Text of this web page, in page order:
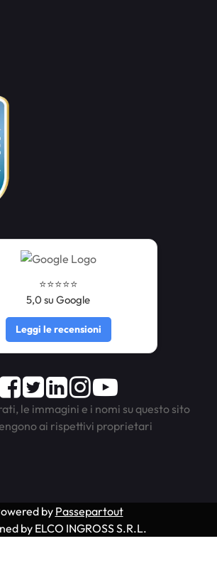
⭐️⭐️⭐️⭐️⭐️
5,0 su Google
Leggi le recensioni
Facebook
TwitterLinkedInInstagram
Youtube
le immagini e i nomi su questo sito
ai rispettivi proprietari
by Passepartout
by ELCO INGROSS S.R.L.